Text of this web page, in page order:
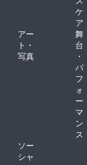
ケ
ア
アー
ト・
写真
舞
台
・
パ
フ
ォ
ー
マ
ン
ス
ソー
シャ